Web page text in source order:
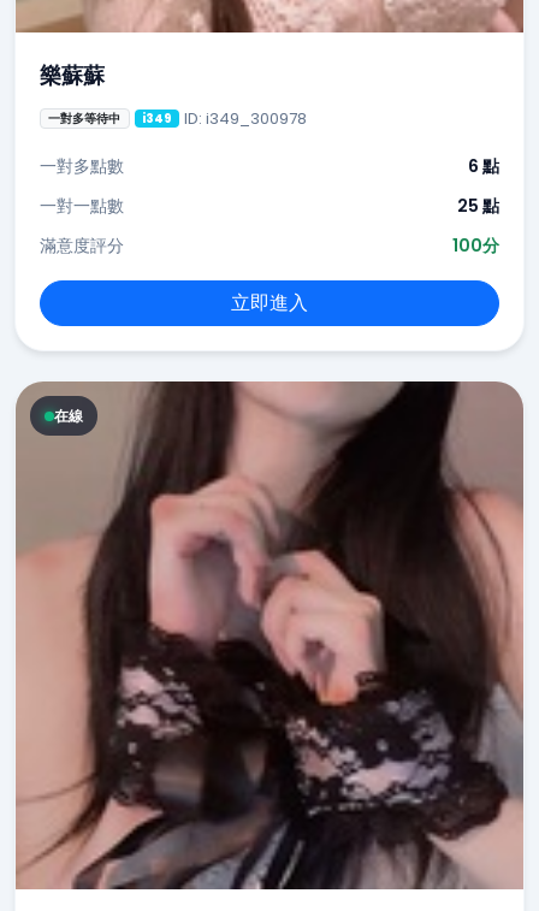
樂蘇蘇
一對多等待中 i349 ID: i349_300978
一對多點數
6 點
一對一點數
25 點
滿意度評分
100分
立即進入
在線